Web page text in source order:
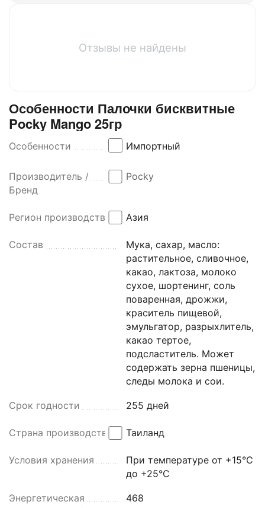
Отзывы не найдены
Особенности Палочки бисквитные
Pocky Mango 25гр
Особенности Импортный
Производитель /
Бренд
Pocky
Регион производства Азия
Состав
Мука, сахар, масло:
растительное, сливочное,
какао, лактоза, молоко
сухое, шортенинг, соль
поваренная, дрожжи,
краситель пищевой,
эмульгатор, разрыхлитель,
какао тертое,
подсластитель. Может
содержать зерна пшеницы,
следы молока и сои.
Срок годности 255 дней
Страна производства Таиланд
Условия хранения
При температуре от +15°C
до +25°C
Энергетическая
468